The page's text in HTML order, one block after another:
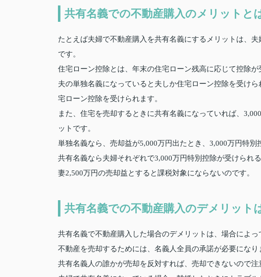
共有名義での不動産購入のメリットと
たとえば夫婦で不動産購入を共有名義にするメリットは、
です。
住宅ローン控除とは、年末の住宅ローン残高に応じて控除が
夫の単独名義になっていると夫しか住宅ローン控除を受け
宅ローン控除を受けられます。
また、住宅を売却するときに共有名義になっていれば、
ットです。
単独名義なら、売却益が5,000万円出たとき、3,000万円特別
共有名義なら夫婦それぞれで3,000万円特別控除が受けられ
妻2,500万円の売却益とすると課税対象にならないのです。
共有名義での不動産購入のデメリット
共有名義で不動産購入した場合のデメリットは、場合によっ
不動産を売却するためには、名義人全員の承諾が必要になり
共有名義人の誰かが売却を反対すれば、売却できないので注